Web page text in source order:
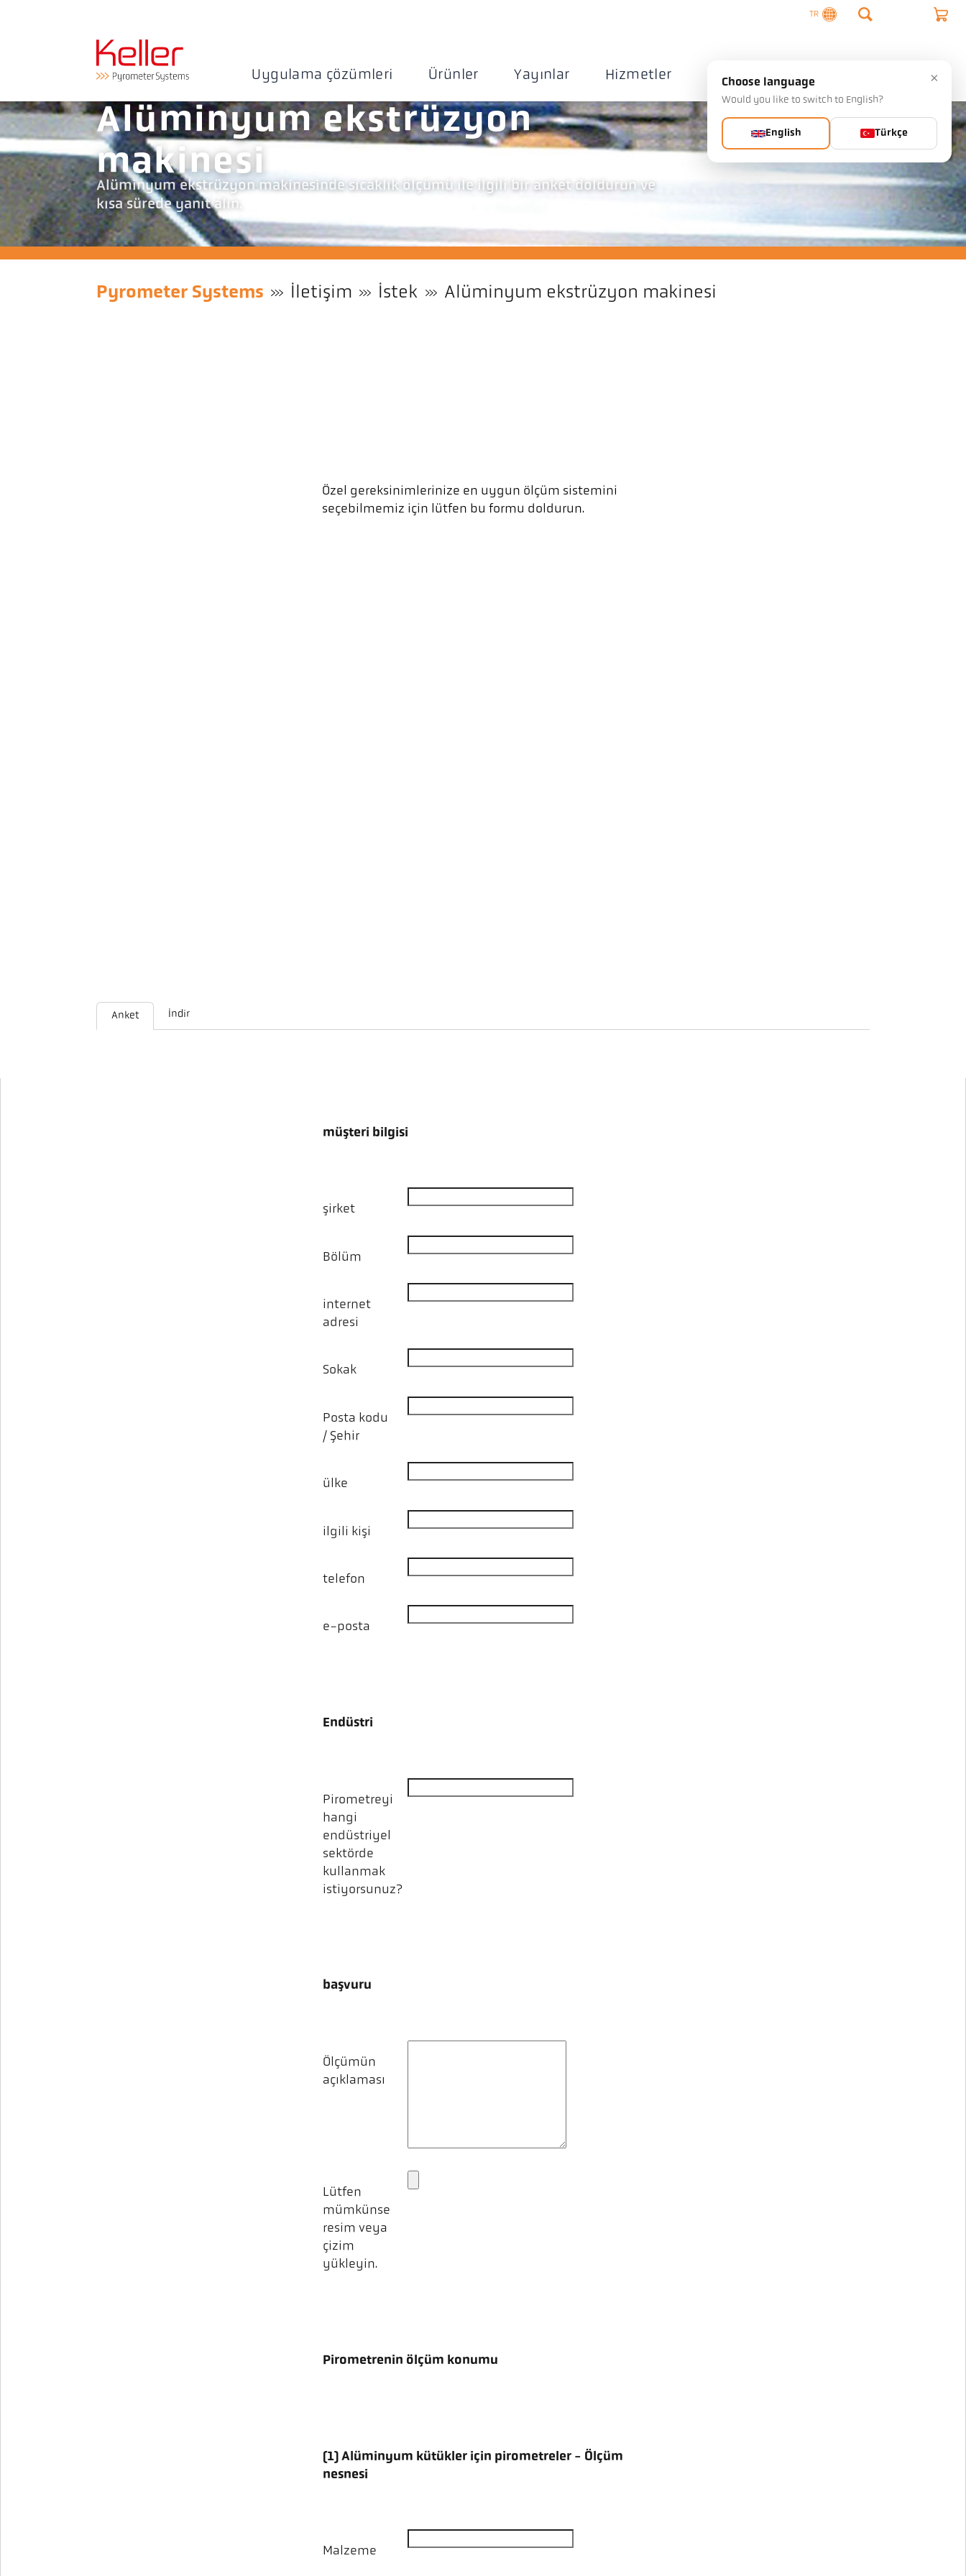
TR
Uygulama çözümleri Ürünler Yayınlar Hizmetler Şirket İletişim
Alüminyum ekstrüzyon
makinesi
Alüminyum ekstrüzyon makinesinde sıcaklık ölçümü ile ilgili bir anket doldurun ve
kısa sürede yanıt alın.
Pyrometer Systems İletişim İstek Alüminyum ekstrüzyon makinesi
Özel gereksinimlerinize en uygun ölçüm sistemini
seçebilmemiz için lütfen bu formu doldurun.
Anket İndir
müşteri bilgisi
şirket
Bölüm
internet
adresi
Sokak
Posta kodu
/ Şehir
ülke
ilgili kişi
telefon
e-posta
Endüstri
Pirometreyi
hangi
endüstriyel
sektörde
kullanmak
istiyorsunuz?
başvuru
Ölçümün
açıklaması
Lütfen
mümkünse
resim veya
çizim
yükleyin.
Pirometrenin ölçüm konumu
(1) Alüminyum kütükler için pirometreler - Ölçüm
nesnesi
Malzeme
×
Choose language
Would you like to switch to English?
English Türkçe